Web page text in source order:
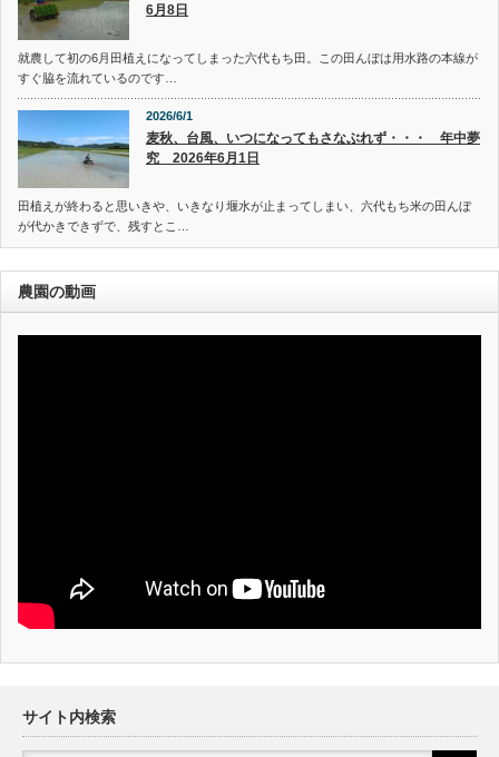
6月8日
就農して初の6月田植えになってしまった六代もち田。この田んぼは用水路の本線が
すぐ脇を流れているのです…
2026/6/1
麦秋、台風、いつになってもさなぶれず・・・ 年中夢
究 2026年6月1日
田植えが終わると思いきや、いきなり堰水が止まってしまい、六代もち米の田んぼ
が代かきできずで、残すとこ…
農園の動画
サイト内検索